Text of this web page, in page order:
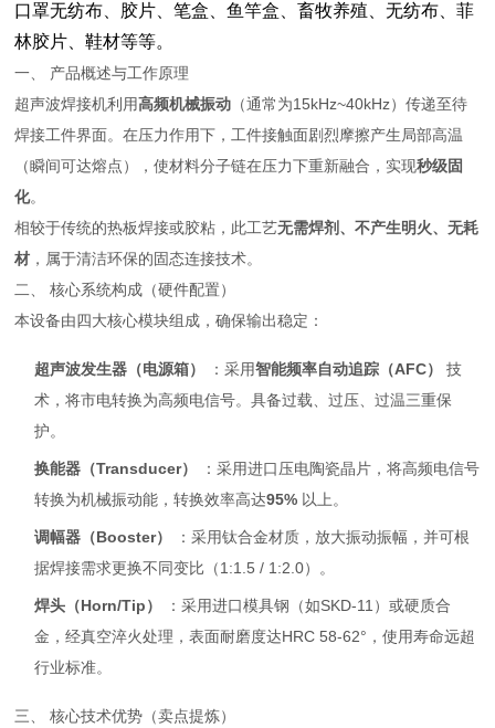
口罩无纺布、胶片、笔盒、鱼竿盒、畜牧养殖、无纺布、菲
林胶片、鞋材等等。
一、 产品概述与工作原理
超声波焊接机利用高频机械振动 （通常为15kHz~40kHz）传递至待
焊接工件界面。在压力作用下，工件接触面剧烈摩擦产生局部高温
（瞬间可达熔点），使材料分子链在压力下重新融合，实现秒级固
化。
相较于传统的热板焊接或胶粘，此工艺无需焊剂、不产生明火、无耗
材 ，属于清洁环保的固态连接技术。
二、 核心系统构成（硬件配置）
本设备由四大核心模块组成，确保输出稳定：
超声波发生器（电源箱） ：采用智能频率自动追踪（AFC）
技
术，将市电转换为高频电信号。具备过载、过压、过温三重保
护。
换能器（Transducer）
：采用进口压电陶瓷晶片，将高频电信号
转换为机械振动能，转换效率高达95% 以上。
调幅器（Booster）
：采用钛合金材质，放大振动振幅，并可根
据焊接需求更换不同变比（1:1.5 / 1:2.0）。
焊头（Horn/Tip）
：采用进口模具钢（如SKD-11）或硬质合
金，经真空淬火处理，表面耐磨度达HRC 58-62°，使用寿命远超
行业标准。
三、 核心技术优势（卖点提炼）